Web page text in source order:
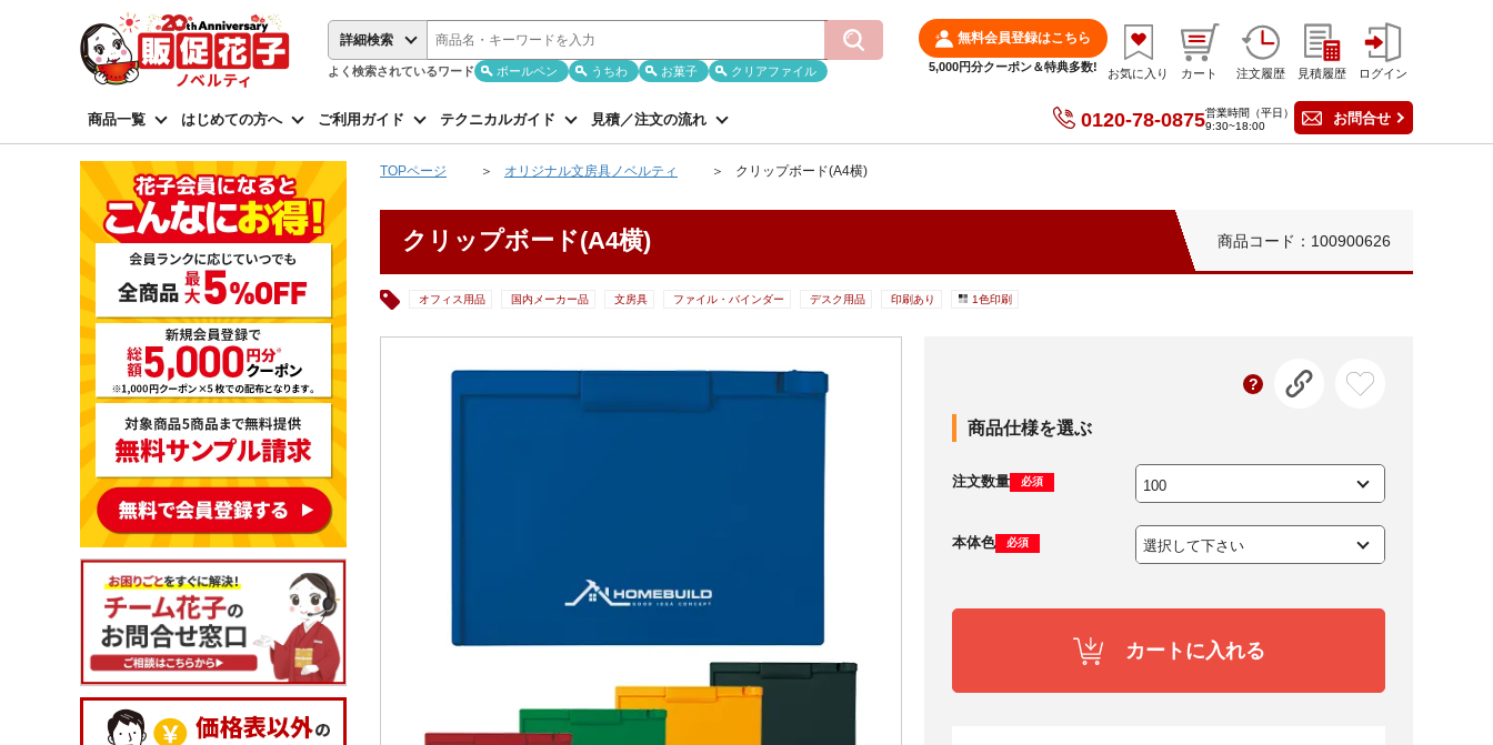
詳細検索
よく検索されているワード ボールペン うちわ お菓子 クリアファイル
無料会員登録はこちら
5,000円分クーポン＆特典多数! お気に入り カート 注文履歴 見積履歴 ログイン
商品一覧 はじめての方へ ご利用ガイド テクニカルガイド 見積／注文の流れ 0120-78-0875営業時間（平日）
9:30~18:00
お問合せ
TOPページ オリジナル文房具ノベルティ クリップボード(A4横)
クリップボード(A4横) 商品コード：100900626
オフィス用品 国内メーカー品 文房具 ファイル・バインダー デスク用品 印刷あり 1色印刷
商品仕様を選ぶ
注文数量 必須
本体色 必須
カートに入れる